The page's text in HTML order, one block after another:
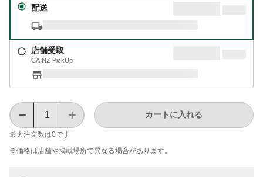
配送
店舗受取
CAINZ PickUp
最大注文数は0です
カートに入れる
※価格は​店舗や​掲載場所で​異なる​場合が​あります。